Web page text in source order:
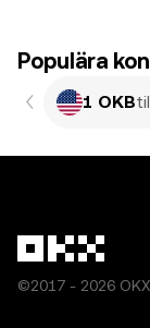
Populära
1 OKB
©2017 - 2026